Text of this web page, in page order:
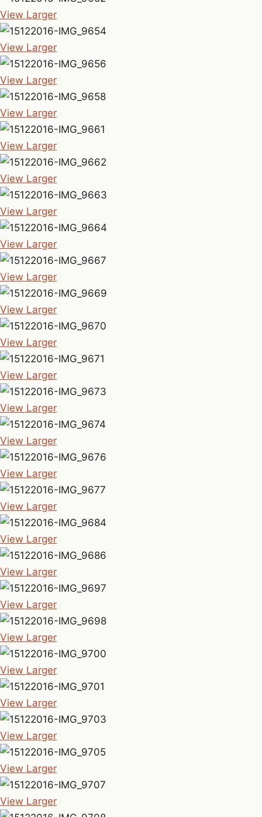
View Larger
View Larger
View Larger
View Larger
View Larger
View Larger
View Larger
View Larger
View Larger
View Larger
View Larger
View Larger
View Larger
View Larger
View Larger
View Larger
View Larger
View Larger
View Larger
View Larger
View Larger
View Larger
View Larger
View Larger
View Larger